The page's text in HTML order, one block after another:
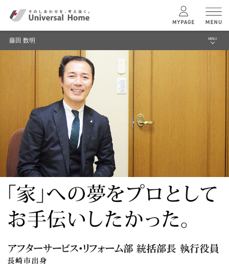
ユニバーサル ホームの特長
コンセプトプラン
テクノロジー
建築実例
モデルハウス検索・見学予約
シミュレー ション
キャンペーン・コラボ情報
注文住宅のユニバーサルホーム 株式会社コスモス TOP スタッフ情報一覧
藤田 数明
藤田 数明 MENU
株式会社コスモス TOP
選ばれる理由
スタッフ紹介
モデルハウス
建築実例 (お客様の声）
リフォーム
ニュース
トップメッセージ